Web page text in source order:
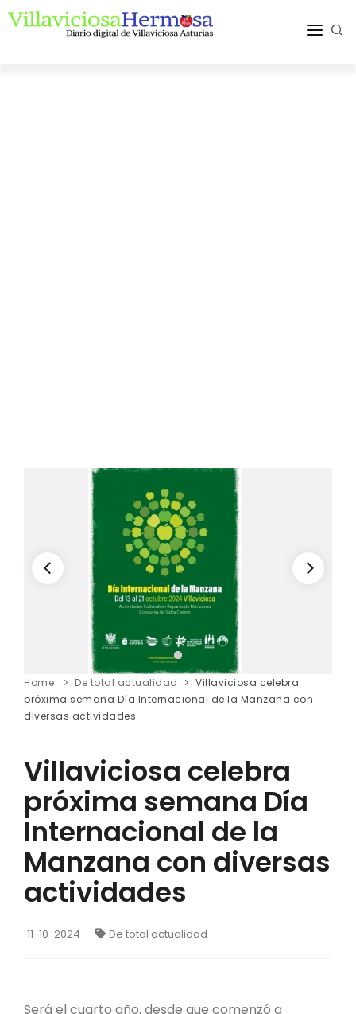
Home De total actualidad
Villaviciosa celebra
próxima semana Día Internacional de la Manzana con
diversas actividades
Villaviciosa celebra
próxima semana Día
Internacional de la
Manzana con diversas
actividades
11-10-2024 De total actualidad
Será el cuarto año, desde que comenzó a